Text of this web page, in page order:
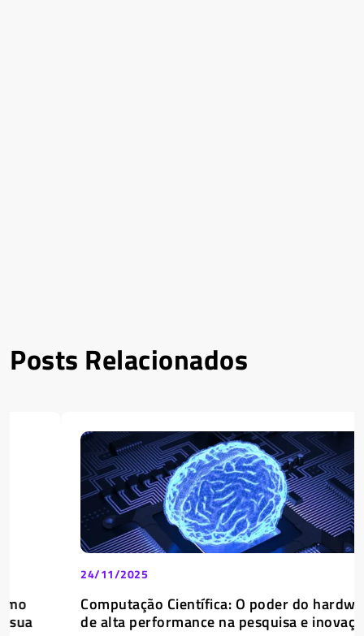
Posts Relacionados
24/11/2025
Computação Científica: O poder do hardware
de alta performance na pesquisa e inovação